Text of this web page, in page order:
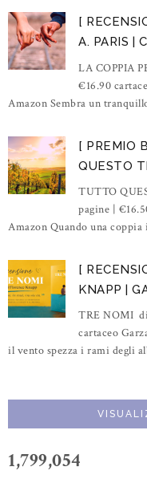
[
A. PARIS |
LA COPPIA
€16.90
Amazon Sembra un
[ PREMIO
QUESTO
TUTTO
pagine |
Amazon Quando una coppia
[
KNAPP |
TRE NOMI
cartaceo
il vento spezza i rami degli
1,799,054